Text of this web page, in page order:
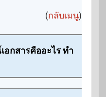
(กลับเมนู)
อกสารคืออะไร ทำ